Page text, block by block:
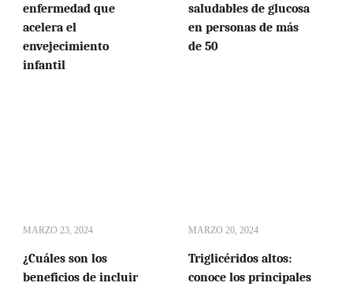
enfermedad que
acelera el
envejecimiento
infantil
saludables de glucosa
en personas de más
de 50
MARZO 23, 2024
¿Cuáles son los
beneficios de incluir
MARZO 20, 2024
Triglicéridos altos:
conoce los principales